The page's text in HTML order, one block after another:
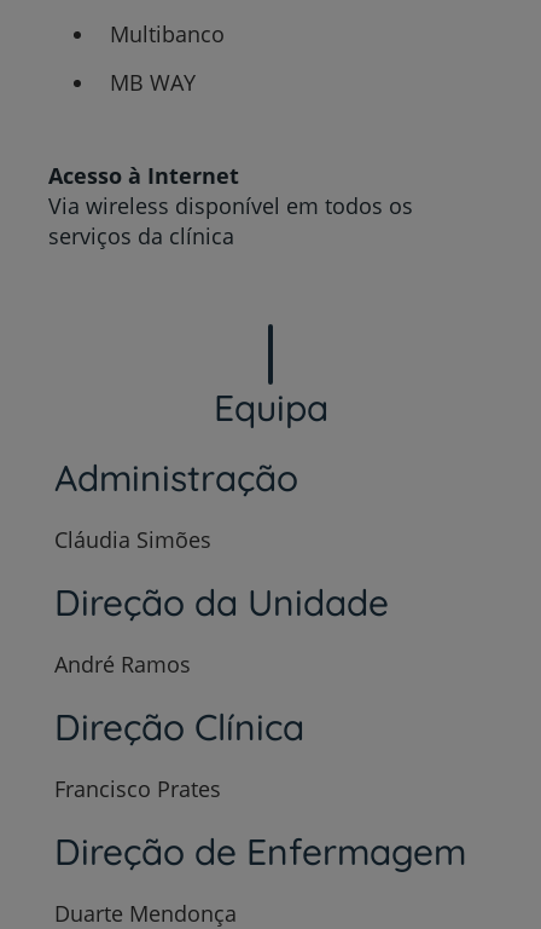
Multibanco
MB WAY
Acesso à Internet
Via wireless disponível em todos os
serviços da clínica
Equipa
Administração
Cláudia Simões
Direção da Unidade
André Ramos
Direção Clínica
Francisco Prates
Direção de Enfermagem
Duarte Mendonça